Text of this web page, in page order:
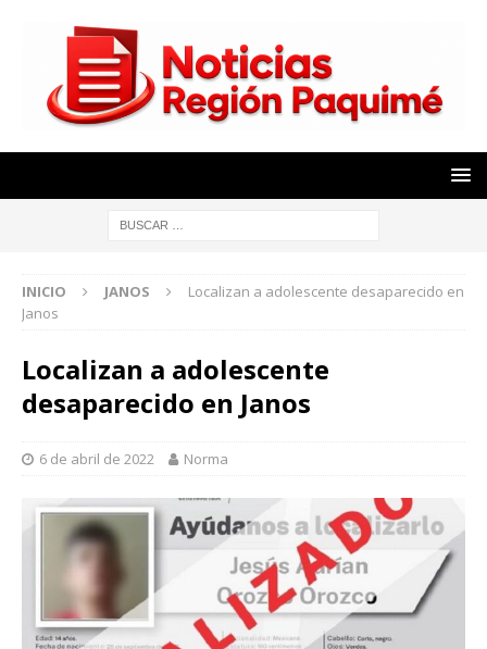
INICIO JANOS
Localizan a adolescente desaparecido en
Janos
Localizan a adolescente
desaparecido en Janos
6 de abril de 2022 Norma